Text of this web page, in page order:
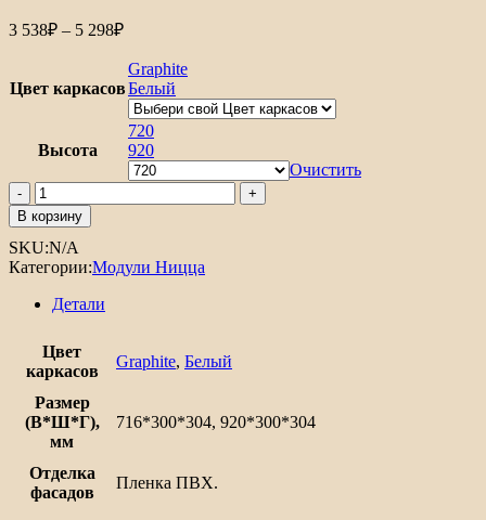
3 538₽ – 5 298₽
Цвет каркасов
Graphite
Белый
Высота
720
920
Очистить
В корзину
SKU:N/A
Категории:Модули Ницца
Детали
Цвет
каркасов
Graphite, Белый
Размер
(В*Ш*Г),
мм
716*300*304, 920*300*304
Отделка
фасадов
Пленка ПВХ.